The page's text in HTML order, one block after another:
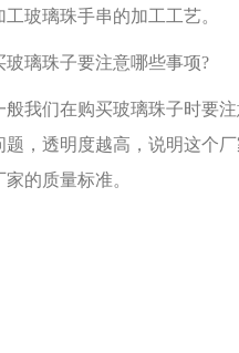
璃珠手串的加工工艺。
珠子要注意哪些事项?
们在购买玻璃珠子时要注
题，透明度越高，说明这个
家的质量标准。